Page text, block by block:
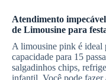
Atendimento
de Limousine para
A limousine pink é ideal
capacidade para 15
salgadinhos chips,
infantil. Você pode fazer